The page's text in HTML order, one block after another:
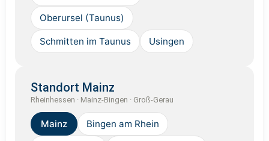
Oberursel (Taunus)
Schmitten im Taunus Usingen
Standort Mainz
Rheinhessen · Mainz-Bingen · Groß-Gerau
Mainz Bingen am Rhein